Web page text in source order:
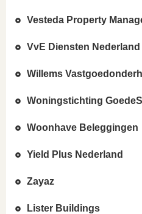
Vesteda Property
VvE Diensten Nederland
Willems
Woningstichting
Woonhave Beleggingen
Yield Plus Nederland
Zayaz
Lister Buildings